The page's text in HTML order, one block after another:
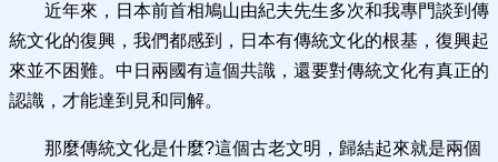
近年來，日本前首相鳩山由紀夫先生多次和我專門談到傳
統文化的復興，我們都感到，日本有傳統文化的根基，復興起
來並不困難。中日兩國有這個共識，還要對傳統文化有真正的
認識，才能達到見和同解。
那麼傳統文化是什麼?這個古老文明，歸結起來就是兩個